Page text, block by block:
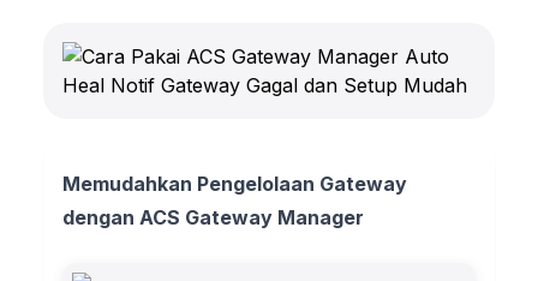
Memudahkan Pengelolaan Gateway
dengan ACS Gateway Manager